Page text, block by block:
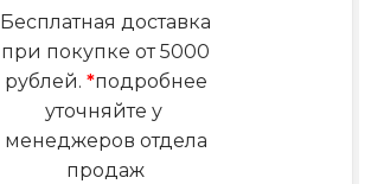
Бесплатная доставка
при покупке от 5000
рублей. *подробнее
уточняйте у
менеджеров отдела
продаж